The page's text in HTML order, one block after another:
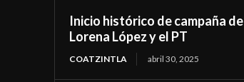
Inicio histórico de campaña de
Lorena López y el PT
COATZINTLA abril 30, 2025